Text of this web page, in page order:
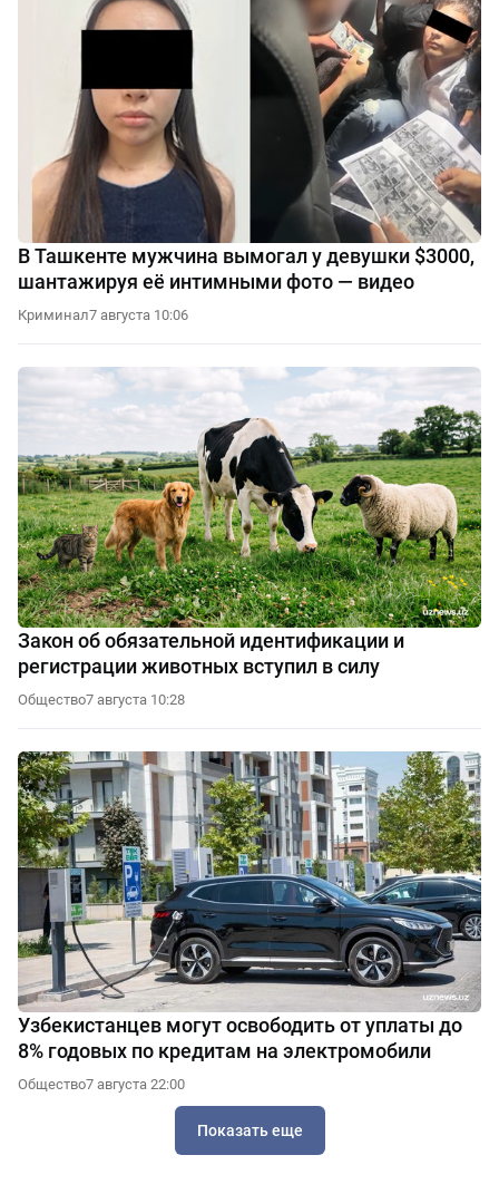
В Ташкенте мужчина вымогал у девушки $3000,
шантажируя её интимными фото — видео
Криминал7 августа 10:06
Закон об обязательной идентификации и
регистрации животных вступил в силу
Общество7 августа 10:28
Узбекистанцев могут освободить от уплаты до
8% годовых по кредитам на электромобили
Общество7 августа 22:00
Показать еще